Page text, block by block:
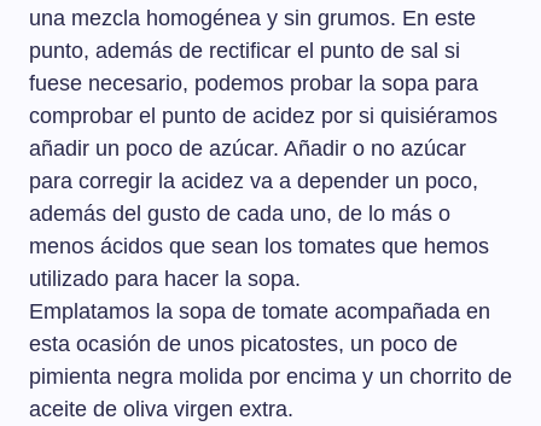
una mezcla homogénea y sin grumos. En este
punto, además de rectificar el punto de sal si
fuese necesario, podemos probar la sopa para
comprobar el punto de acidez por si quisiéramos
añadir un poco de azúcar. Añadir o no azúcar
para corregir la acidez va a depender un poco,
además del gusto de cada uno, de lo más o
menos ácidos que sean los tomates que hemos
utilizado para hacer la sopa.
Emplatamos la sopa de tomate acompañada en
esta ocasión de unos picatostes, un poco de
pimienta negra molida por encima y un chorrito de
aceite de oliva virgen extra.